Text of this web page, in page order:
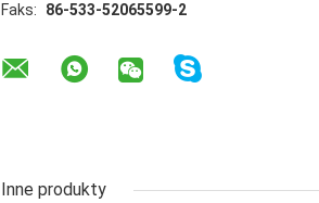
Faks:
86-533-52065599-2
Inne produkty